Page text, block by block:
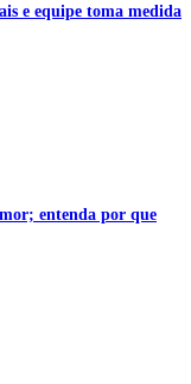
e equipe toma medida
entenda por que